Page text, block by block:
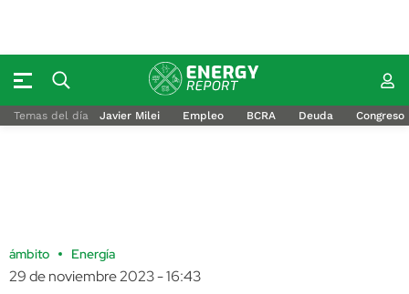
Temas del día Javier Milei Empleo BCRA Deuda Congreso
ámbito Energía
29 de noviembre 2023 - 16:43